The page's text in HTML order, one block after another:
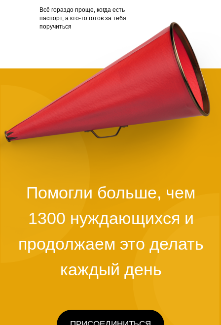
Всё гораздо проще, когда есть
паспорт, а кто-то готов за тебя
поручиться
нужной поддержки. Постепенно
человек опускает руки.
Становится проще сдаться, чем
говорит статистика, на это нужно
всего полгода. Мы в силах помочь
нуждающимся, просто нужно